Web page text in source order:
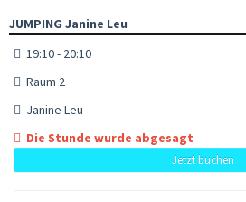
JUMPING Janine Leu
19:10 - 20:10
Raum 2
Janine Leu
Die Stunde wurde abgesagt
Jetzt buchen